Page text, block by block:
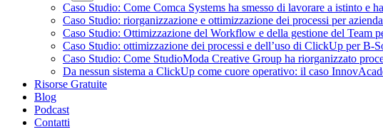
Caso Studio: Come Comca Systems ha smesso di lavorare a istinto e
Caso Studio: riorganizzazione e ottimizzazione dei processi per
Caso Studio: Ottimizzazione del Workflow e della gestione del Team
Caso Studio: ottimizzazione dei processi e dell’uso di ClickUp per B-
Caso Studio: Come StudioModa Creative Group ha riorganizzato
Da nessun sistema a ClickUp come cuore operativo: il caso
Risorse Gratuite
Blog
Podcast
Contatti